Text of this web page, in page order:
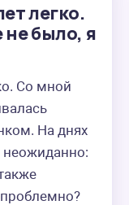
легко.
было, я
Со мной
На днях
неожиданно: